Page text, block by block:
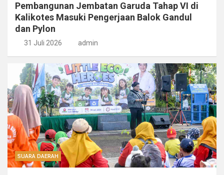
Pembangunan Jembatan Garuda Tahap VI di
Kalikotes Masuki Pengerjaan Balok Gandul
dan Pylon
31 Juli 2026 admin
SUARA DAERAH